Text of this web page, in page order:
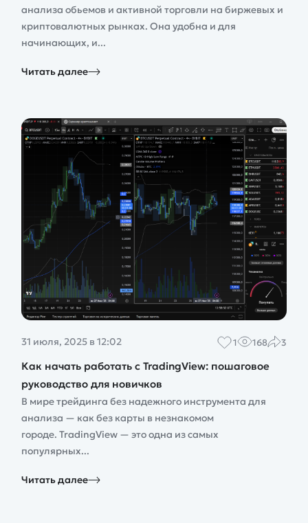
анализа обьемов и активной торговли на биржевых и
криптовалютных рынках. Она удобна и для
начинающих, и...
Читать далее
31 июля, 2025 в 12:02 1 168 3
Как начать работать с TradingView: пошаговое
руководство для новичков
В мире трейдинга без надежного инструмента для
анализа — как без карты в незнакомом
городе. TradingView — это одна из самых
популярных...
Читать далее